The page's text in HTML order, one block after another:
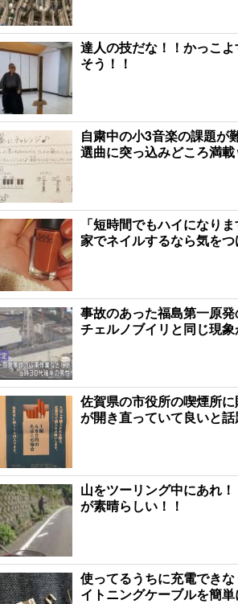
達人の技だな！！かっこ
そう！！
自粛中の小3音楽の課題
選曲に突っ込みどころ満載
「短時間でもハイになり
家でネイルするなら気を
事故のあった福島第一原
チェルノブイリと同じ現象
佐賀県の市役所の喫煙所
が開き直っていて良いと話
山をツーリング中にあれ
が素晴らしい！！
使ってるうちに充電でき
イトニングケーブルを簡